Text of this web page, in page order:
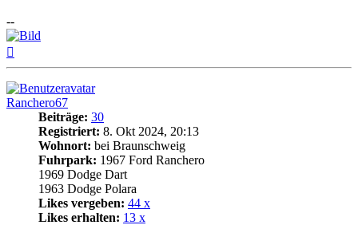
--
Ranchero67
Beiträge: 30
Registriert: 8. Okt 2024, 20:13
Wohnort: bei Braunschweig
Fuhrpark: 1967 Ford Ranchero
1969 Dodge Dart
1963 Dodge Polara
Likes vergeben: 44 x
Likes erhalten: 13 x